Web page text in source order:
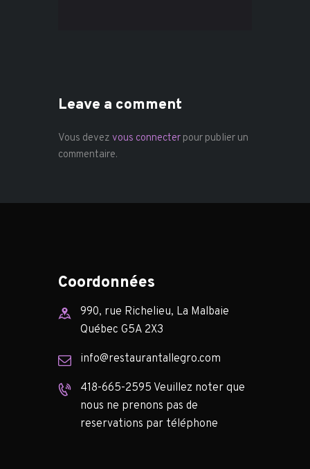
Leave a comment
Vous devez vous connecter pour publier un
commentaire.
Coordonnées
990, rue Richelieu, La Malbaie
Québec G5A 2X3
info@restaurantallegro.com
418-665-2595 Veuillez noter que
nous ne prenons pas de
reservations par téléphone